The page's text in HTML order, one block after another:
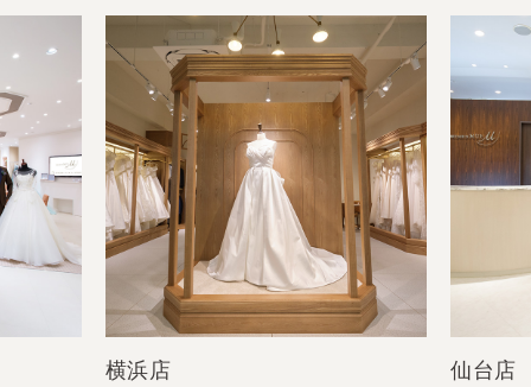
横浜店 仙台店